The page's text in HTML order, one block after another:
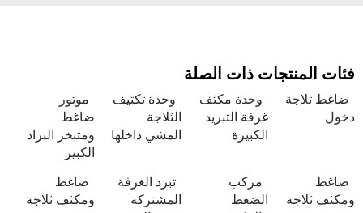
ذات الصلة
وحدة مكثف
غرفة التبريد
وحدة تكثيف
الثلاجة
المشي داخلها
موتور
ضاغط
ومتبخر البراد
مركب
الضغط
تبرد الغرفة
المشتركة
ضاغط
ومكثف ثلاجة